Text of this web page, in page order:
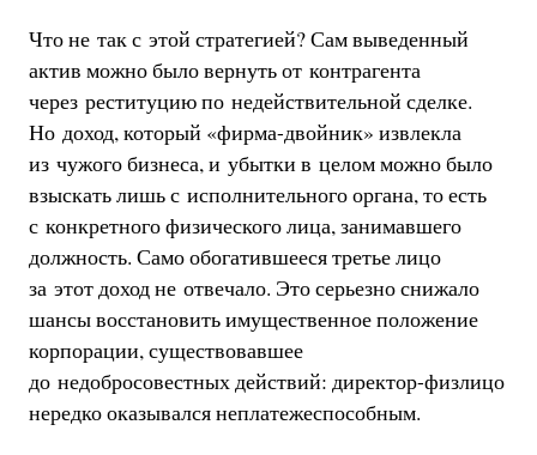
Что не так с этой стратегией? Сам выведенный
актив можно было вернуть от контрагента
через реституцию по недействительной сделке.
Но доход, который «фирма-двойник» извлекла
из чужого бизнеса, и убытки в целом можно было
взыскать лишь с исполнительного органа, то есть
с конкретного физического лица, занимавшего
должность. Само обогатившееся третье лицо
за этот доход не отвечало. Это серьезно снижало
шансы восстановить имущественное положение
корпорации, существовавшее
до недобросовестных действий: директор-физлицо
нередко оказывался неплатежеспособным.